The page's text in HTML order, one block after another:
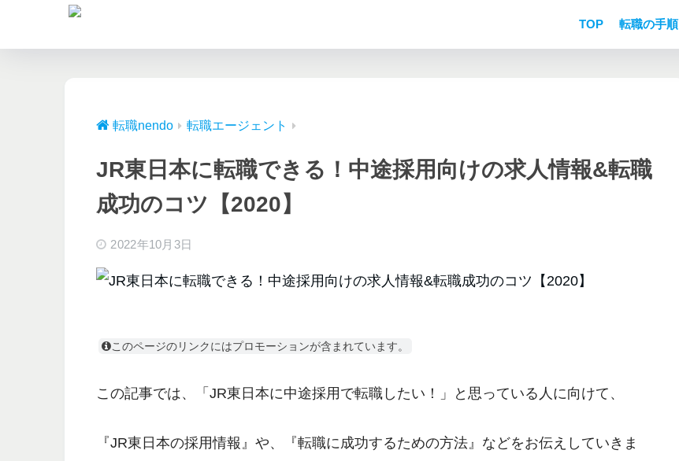
TOP 転職の手順
転職nendo 転職エージェント
JR東日本に転職できる！中途採用向けの求人情報&転職
成功のコツ【2020】
2022年10月3日
このページのリンクにはプロモーションが含まれています。
この記事では、 「JR東日本に中途採用で転職したい！」 と思っている人に向けて、
『JR東日本の採用情報』や、『転職に成功するための方法』 などをお伝えしていきま